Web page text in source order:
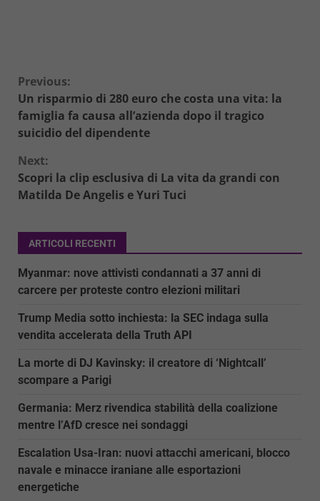
Continue
Reading
Previous:
Un risparmio di 280 euro che costa una vita: la
famiglia fa causa all’azienda dopo il tragico
suicidio del dipendente
Next:
Scopri la clip esclusiva di La vita da grandi con
Matilda De Angelis e Yuri Tuci
ARTICOLI RECENTI
Myanmar: nove attivisti condannati a 37 anni di
carcere per proteste contro elezioni militari
Trump Media sotto inchiesta: la SEC indaga sulla
vendita accelerata della Truth API
La morte di DJ Kavinsky: il creatore di ‘Nightcall’
scompare a Parigi
Germania: Merz rivendica stabilità della coalizione
mentre l’AfD cresce nei sondaggi
Escalation Usa-Iran: nuovi attacchi americani, blocco
navale e minacce iraniane alle esportazioni
energetiche